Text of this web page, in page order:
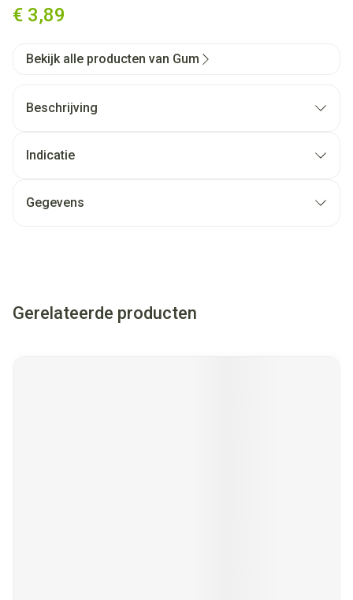
€ 3,89
Bekijk alle producten van Gum
Beschrijving
Indicatie
Gegevens
Gerelateerde producten